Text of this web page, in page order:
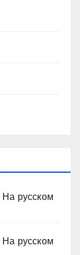
На русском
На русском